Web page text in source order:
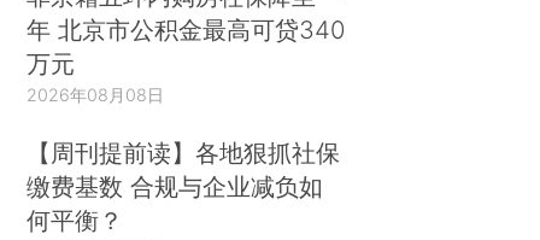
年 北京市公积金最高可贷340
万元
2026年08月08日
【周刊提前读】各地狠抓社保
缴费基数 合规与企业减负如
何平衡？